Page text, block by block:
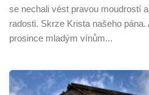
se nechali vést pravou moudrostí
radosti. Skrze Krista našeho pána.
prosince mladým vínům...